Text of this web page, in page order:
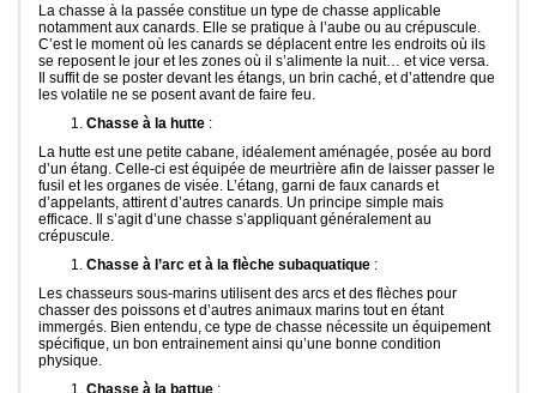
La chasse à la passée constitue un type de chasse applicable
notamment aux canards. Elle se pratique à l’aube ou au crépuscule.
C’est le moment où les canards se déplacent entre les endroits où ils
se reposent le jour et les zones où il s’alimente la nuit… et vice versa.
Il suffit de se poster devant les étangs, un brin caché, et d’attendre que
les volatile ne se posent avant de faire feu.
Chasse à la hutte :
La hutte est une petite cabane, idéalement aménagée, posée au bord
d’un étang. Celle-ci est équipée de meurtrière afin de laisser passer le
fusil et les organes de visée. L’étang, garni de faux canards et
d’appelants, attirent d’autres canards. Un principe simple mais
efficace. Il s’agit d’une chasse s’appliquant généralement au
crépuscule.
Chasse à l’arc et à la flèche subaquatique :
Les chasseurs sous-marins utilisent des arcs et des flèches pour
chasser des poissons et d’autres animaux marins tout en étant
immergés. Bien entendu, ce type de chasse nécessite un équipement
spécifique, un bon entrainement ainsi qu’une bonne condition
physique.